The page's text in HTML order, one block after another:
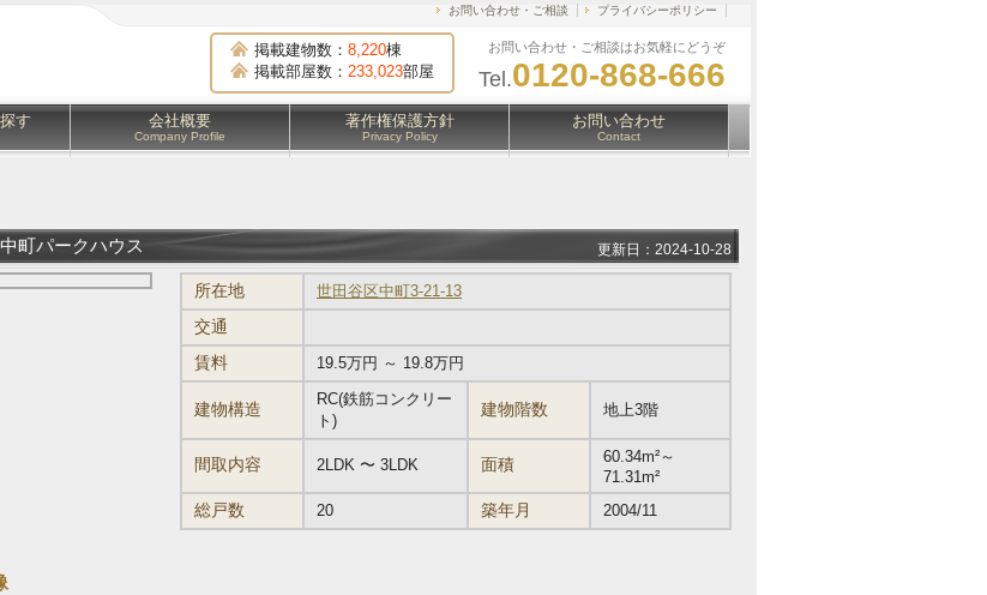
掲載建物数： 8,220棟
掲載部屋数： 233,023部屋
お問い合わせ・ご相談はお気軽にどうぞ
Tel.0120-868-666
お問い合わせ・ご相談 プライバシーポリシー
す 会社概要
Company Profile
著作権保護方針
Privacy Policy
お問い合わせ
Contact
中町パークハウス 更新日：2024-10-28
所在地 世田谷区中町3-21-13
交通
賃料
19.5万円 ～ 19.8万円
建物構造
RC(鉄筋コンクリー
ト)
建物階数 地上3階
間取内容 2LDK 〜 3LDK 面積
60.34m²～
71.31m²
総戸数 20 築年月 2004/11